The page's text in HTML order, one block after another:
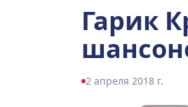
Гарик
2 апреля 2018 г.